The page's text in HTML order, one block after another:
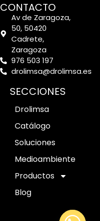
CONTACTO
Av de Zaragoza,
50, 50420
Cadrete,
Zaragoza
976 503 197
drolimsa@drolimsa.es
SECCIONES
Drolimsa
Catálogo
Soluciones
Medioambiente
Productos
Blog